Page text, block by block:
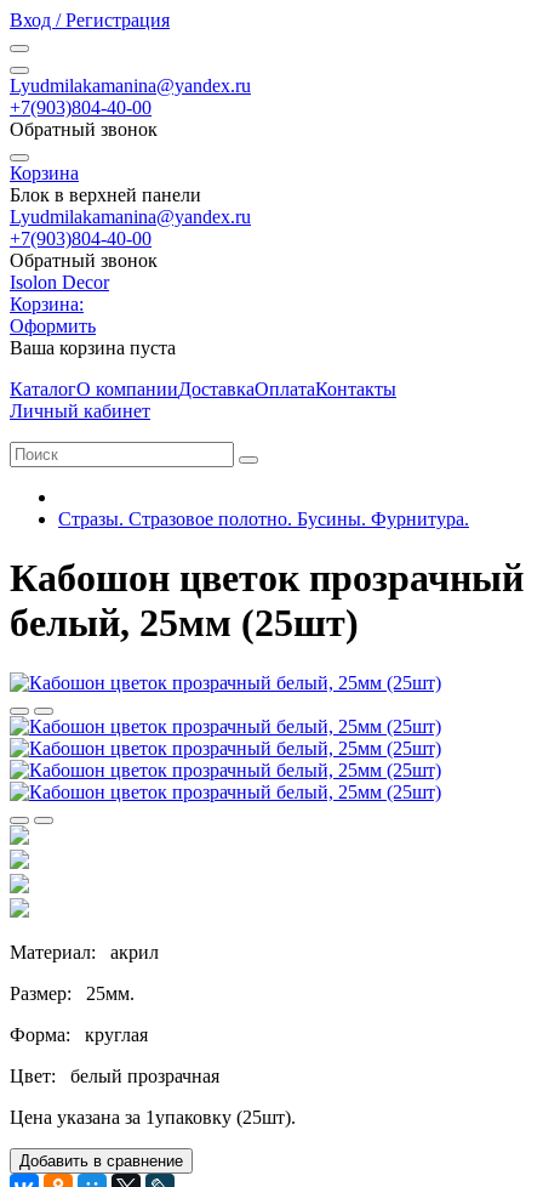
Вход / Регистрация
Lyudmilakamanina@yandex.ru
+7(903)804-40-00
Обратный звонок
Корзина
Блок в верхней панели
Lyudmilakamanina@yandex.ru
+7(903)804-40-00
Обратный звонок
Isolon Decor
Корзина:
Оформить
Ваша корзина пуста
КаталогО компанииДоставкаОплатаКонтакты
Личный кабинет
Стразы. Стразовое полотно. Бусины. Фурнитура.
Кабошон цветок прозрачный
белый, 25мм (25шт)
Материал: акрил
Размер: 25мм.
Форма: круглая
Цвет: белый прозрачная
Цена указана за 1упаковку (25шт).
Добавить в сравнение